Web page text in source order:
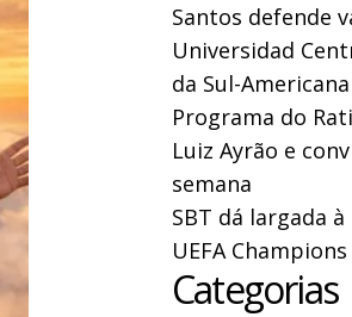
Santos defende
Universidad
da Sul-Americana
Programa do
Luiz Ayrão e
semana
SBT dá largada
UEFA
Categorias